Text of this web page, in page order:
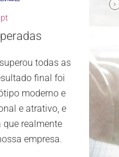
todas as
final foi
moderno e
e atrativo, e
realmente
empresa.